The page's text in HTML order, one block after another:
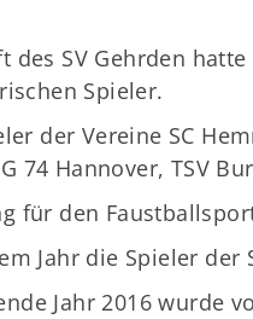
SV Gehrden
Spieler.
der Vereine SC
74 Hannover, TSV
für den
Jahr die Spieler der
Jahr 2016 wurde